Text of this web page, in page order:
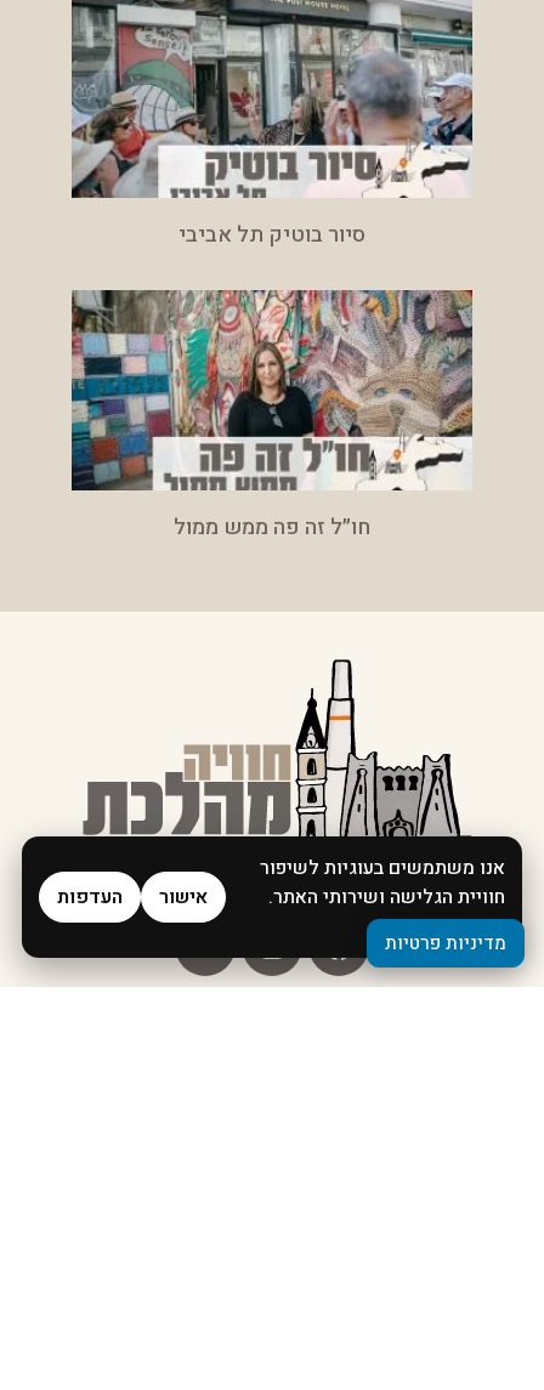
סיור בוטיק תל אביבי
חו״ל זה פה ממש ממול
אנו משתמשים בעוגיות לשיפור
חוויית הגלישה ושירותי האתר.
מדיניות פרטיות
אישור העדפות
מדיניות פרטיות